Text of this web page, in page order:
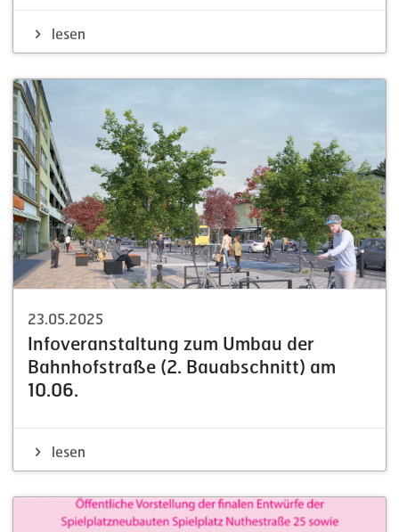
lesen
23.05.2025
Infover­an­staltung zum Umbau der
Bahnhof­straße (2. Bauab­schnitt) am
10.06.
lesen